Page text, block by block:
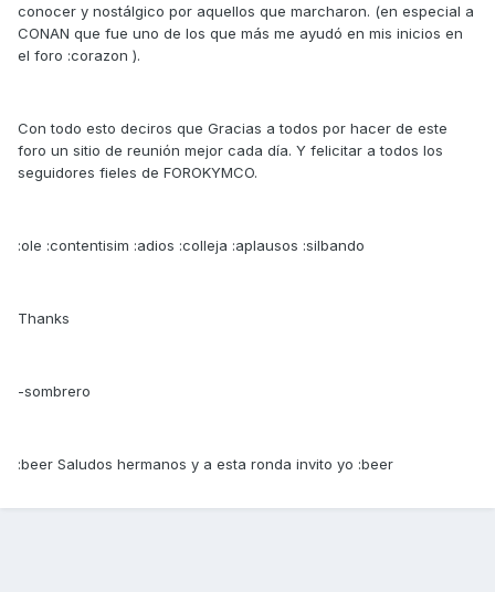
conocer y nostálgico por aquellos que marcharon. (en especial a
CONAN que fue uno de los que más me ayudó en mis inicios en
el foro :corazon ).
Con todo esto deciros que Gracias a todos por hacer de este
foro un sitio de reunión mejor cada día. Y felicitar a todos los
seguidores fieles de FOROKYMCO.
:ole :contentisim :adios :colleja :aplausos :silbando
Thanks
-sombrero
:beer Saludos hermanos y a esta ronda invito yo :beer